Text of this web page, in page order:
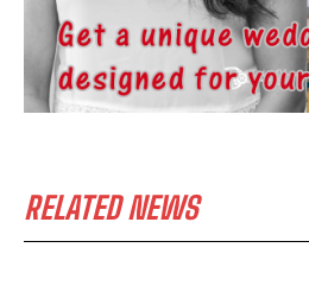
RELATED NEWS